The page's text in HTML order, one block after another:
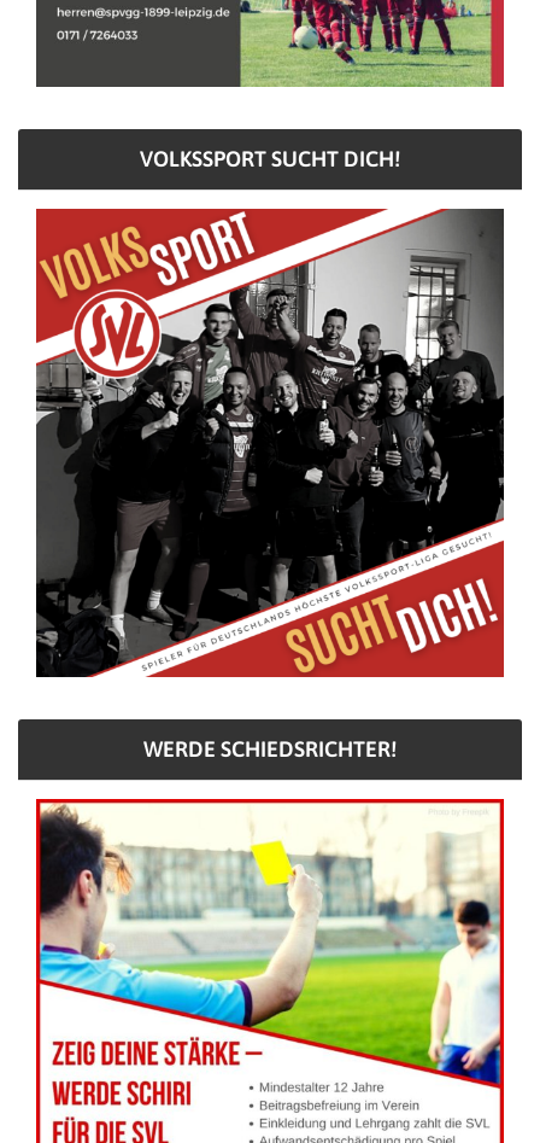
VOLKSSPORT SUCHT DICH!
WERDE SCHIEDSRICHTER!